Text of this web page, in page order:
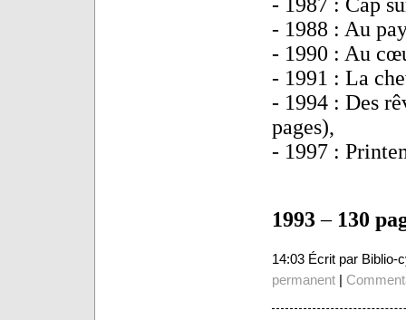
- 1988 : Au
- 1990 : Au
- 1991 : La
- 1994 : Des
pages),
- 1997 :
1993– 130
14:03 Écrit par Biblio-
permanent|